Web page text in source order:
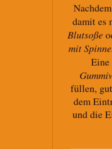
damit es
Blutsoße
mit
füllen,
dem
und die